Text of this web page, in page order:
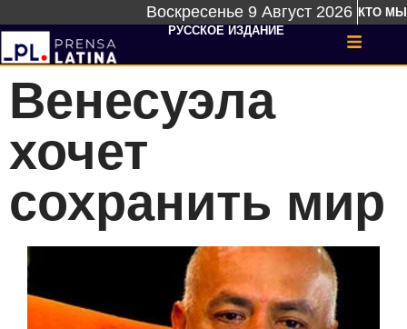
Воскресенье 9 Август 2026 КТО МЫ
РУССКОЕ ИЗДАНИЕ
Венесуэла
хочет
сохранить мир